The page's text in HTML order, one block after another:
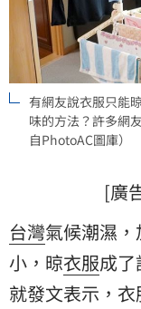
有網友說衣服只能
味的方法？許多網
自PhotoAC圖庫）
[廣
台灣氣候潮濕
小，晾衣服成
就發文表示，